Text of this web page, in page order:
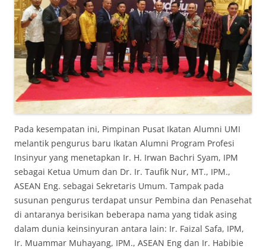
Pada kesempatan ini, Pimpinan Pusat Ikatan Alumni UMI
melantik pengurus baru Ikatan Alumni Program Profesi
Insinyur yang menetapkan Ir. H. Irwan Bachri Syam, IPM
sebagai Ketua Umum dan Dr. Ir. Taufik Nur, MT., IPM.,
ASEAN Eng. sebagai Sekretaris Umum. Tampak pada
susunan pengurus terdapat unsur Pembina dan Penasehat
di antaranya berisikan beberapa nama yang tidak asing
dalam dunia keinsinyuran antara lain: Ir. Faizal Safa, IPM,
Ir. Muammar Muhayang, IPM., ASEAN Eng dan Ir. Habibie